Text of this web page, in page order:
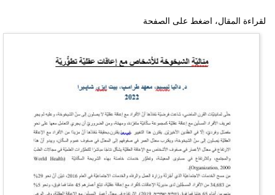
لقراءة المقال، اضغط على الصفحة